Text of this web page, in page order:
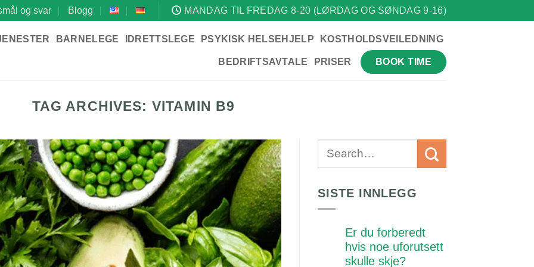
og svar Blogg MANDAG TIL FREDAG 8-20 (LØRDAG OG SØNDAG 9-16)
BARNELEGE IDRETTSLEGE PSYKISK HELSEHJELP KOSTHOLDSVEILEDNING
BEDRIFTSAVTALE PRISER BOOK TIME
TAG ARCHIVES: VITAMIN B9
SISTE INNLEGG
Er du forberedt
hvis noe uforutsett
skulle skje?